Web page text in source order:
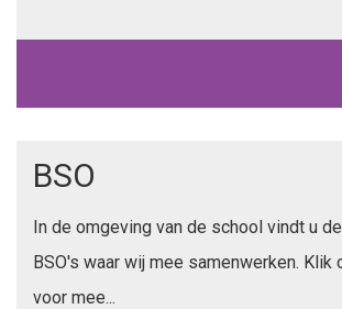
BSO
In de omgeving van de school vindt u
BSO's waar wij mee samenwerken. Klik
voor mee...